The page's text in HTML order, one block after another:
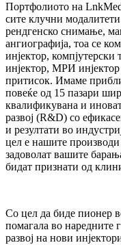
Портфолиото на
сите клучни
рендгенско снимање,
ангиографија, тоа се
инјектор,
инјектор, МРИ
притисок. Имаме
повеќе од 15 пазари
квалификувана и
развој (R&D) со
и резултати во
цел е нашите
задоволат вашите
бидат признати од
Со цел да биде пионер
помагала во наредните
развој на нови